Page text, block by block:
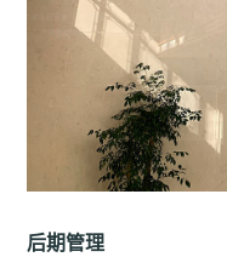
后期管理